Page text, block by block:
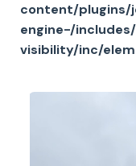
content/
engine-/
visibility/inc/